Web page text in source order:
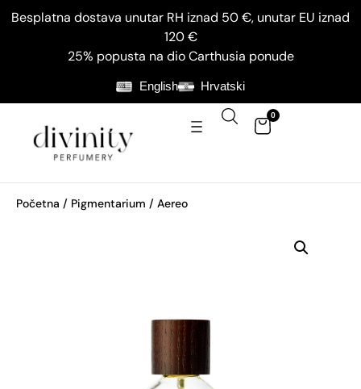
Besplatna dostava unutar RH iznad 50 €, unutar EU iznad
120 €
25% popusta na dio Carthusia ponude
English Hrvatski
0
Početna / Pigmentarium / Aereo